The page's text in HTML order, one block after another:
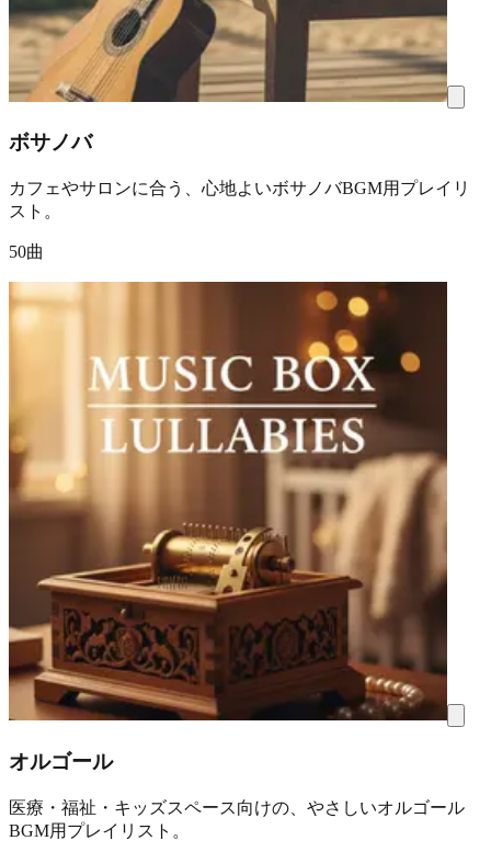
ボサノバ
カフェやサロンに合う、心地よいボサノバBGM用プレイリ
スト。
50曲
オルゴール
医療・福祉・キッズスペース向けの、やさしいオルゴール
BGM用プレイリスト。